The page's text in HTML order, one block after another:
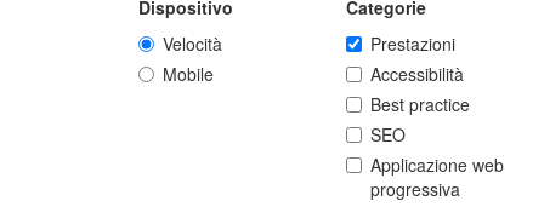
Dispositivo
Velocità
Mobile
Categorie
Prestazioni
Accessibilità
Best practice
SEO
Applicazione web
progressiva